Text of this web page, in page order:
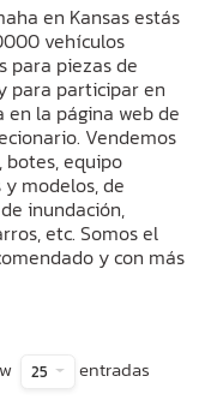
en Kansas estás
vehículos
para piezas de
para participar en
la página web de
Vendemos
botes, equipo
modelos, de
inundación,
etc. Somos el
y con más
25 entradas